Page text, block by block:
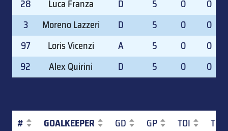
28 Luca Franza D 5 0
0
3
Moreno Lazzeri D 5 0
0
97
Loris Vicenzi A 5 0
0
92
Alex Quirini D 5 0 0
# GOALKEEPER GD GP TOI